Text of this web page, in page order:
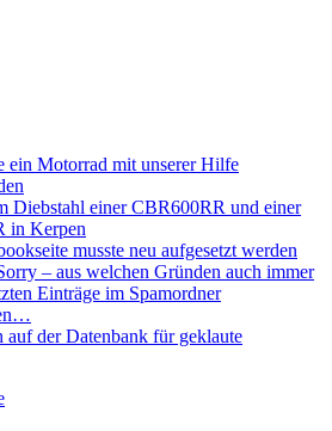
ein Motorrad mit unserer Hilfe
Diebstahl einer CBR600RR und einer
in Kerpen
musste neu aufgesetzt werden
– aus welchen Gründen auch immer
Einträge im Spamordner
auf der Datenbank für geklaute